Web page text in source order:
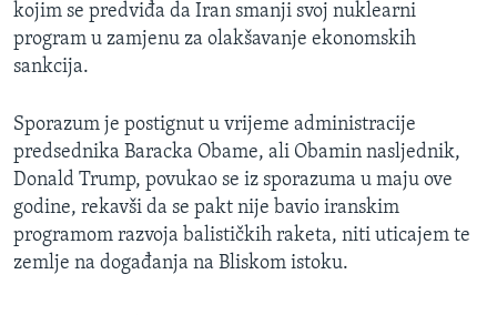
kojim se predviđa da Iran smanji svoj nuklearni
program u zamjenu za olakšavanje ekonomskih
sankcija.
Sporazum je postignut u vrijeme administracije
predsednika Baracka Obame, ali Obamin nasljednik,
Donald Trump, povukao se iz sporazuma u maju ove
godine, rekavši da se pakt nije bavio iranskim
programom razvoja balističkih raketa, niti uticajem te
zemlje na događanja na Bliskom istoku.